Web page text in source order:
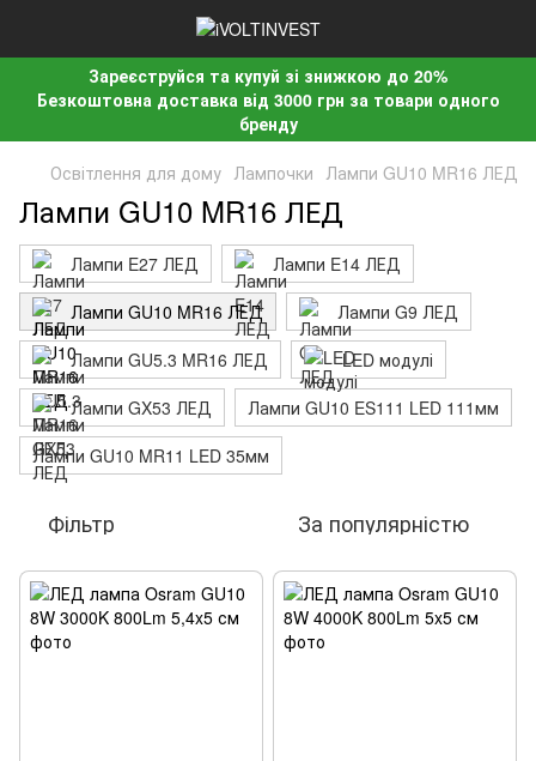
Зареєструйся та купуй зі знижкою до 20%
Безкоштовна доставка від 3000 грн за товари одного
бренду
Освітлення для дому Лампочки Лампи GU10 MR16 ЛЕД
Лампи GU10 MR16 ЛЕД
Лампи E27 ЛЕД
Лампи E14 ЛЕД
Лампи GU10 MR16 ЛЕД
Лампи G9 ЛЕД
Лампи GU5.3 MR16 ЛЕД
LED модулі
Лампи GX53 ЛЕД
Лампи GU10 ES111 LED 111мм
Лампи GU10 MR11 LED 35мм
Фільтр За популярністю